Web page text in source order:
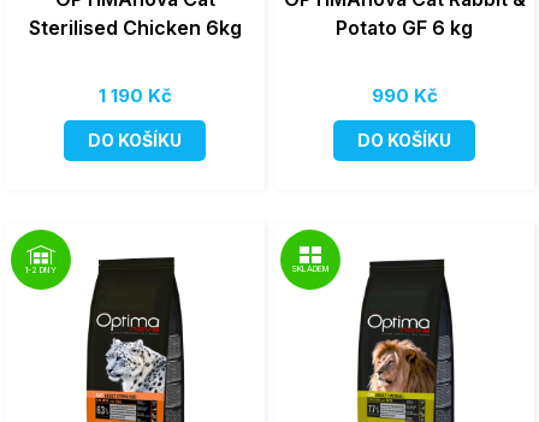
Sterilised Chicken 6kg
1 190 Kč
DO KOŠÍKU
Potato GF 6 kg
990 Kč
DO KOŠÍKU
1-2 DNY SKLADEM